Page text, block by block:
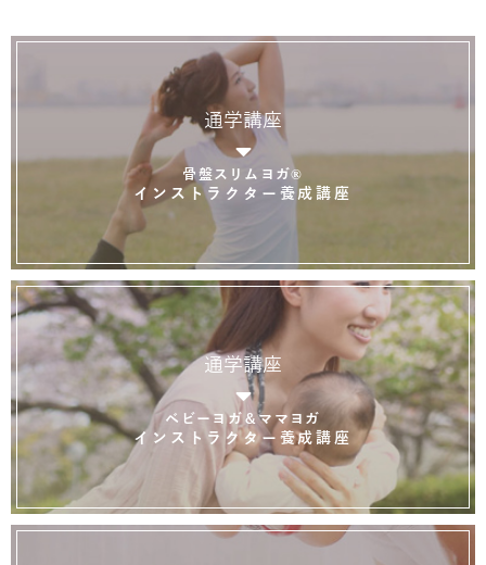
通学講座
骨盤スリムヨガ®
インストラクター養成講座
通学講座
ベビーヨガ＆ママヨガ
インストラクター養成講座